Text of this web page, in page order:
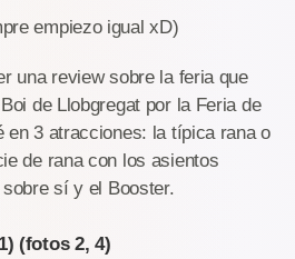
empiezo igual xD)
una review sobre la feria que
de Llobgregat por la Feria de
en 3 atracciones: la típica rana o
de rana con los asientos
sí y el Booster.
(fotos 2, 4)